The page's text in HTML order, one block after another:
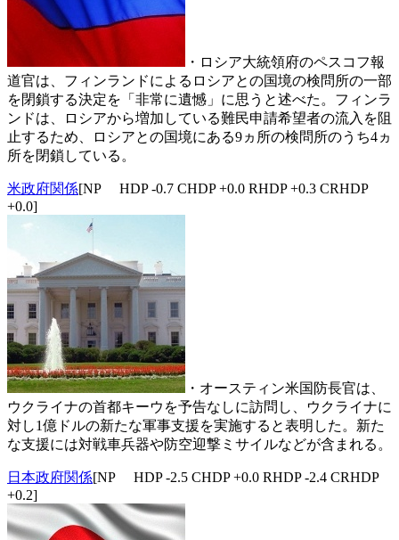
・ロシア大統領府のペスコフ報
道官は、フィンランドによるロシアとの国境の検問所の一部
を閉鎖する決定を「非常に遺憾」に思うと述べた。フィンラ
ンドは、ロシアから増加している難民申請希望者の流入を阻
止するため、ロシアとの国境にある9ヵ所の検問所のうち4ヵ
所を閉鎖している。
米政府関係[NP HDP -0.7 CHDP +0.0 RHDP +0.3 CRHDP
+0.0]
・オースティン米国防長官は、
ウクライナの首都キーウを予告なしに訪問し、ウクライナに
対し1億ドルの新たな軍事支援を実施すると表明した。新た
な支援には対戦車兵器や防空迎撃ミサイルなどが含まれる。
日本政府関係[NP HDP -2.5 CHDP +0.0 RHDP -2.4 CRHDP
+0.2]